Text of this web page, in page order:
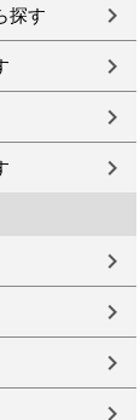
探す